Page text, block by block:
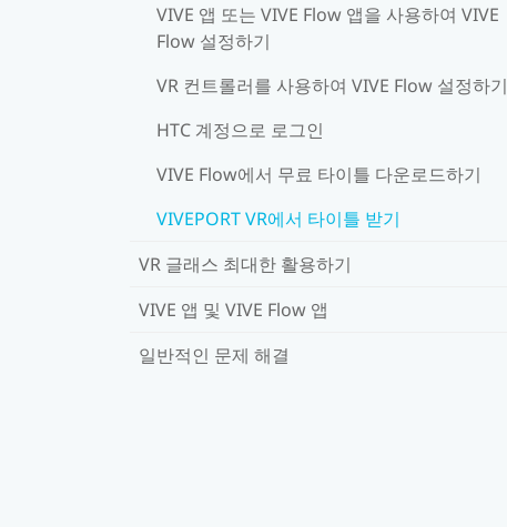
VIVE 앱 또는 VIVE Flow 앱을 사용하여 VIVE
Flow 설정하기
VR 컨트롤러를 사용하여 VIVE Flow 설정하기
HTC 계정으로 로그인
VIVE Flow에서 무료 타이틀 다운로드하기
VIVEPORT VR에서 타이틀 받기
VR 글래스 최대한 활용하기
VIVE 앱 및 VIVE Flow 앱
일반적인 문제 해결